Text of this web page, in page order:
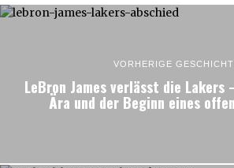
VORHERIGE
LeBron James verlässt die Lakers
Ära und der Beginn eines